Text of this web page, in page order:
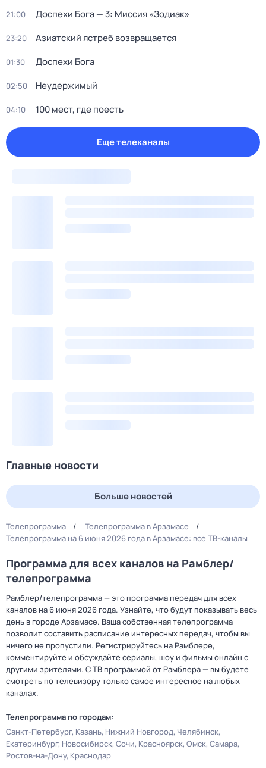
21:00 Доспехи Бога — 3: Миссия «Зодиак»
23:20 Азиатский ястреб возвращается
01:30 Доспехи Бога
02:50 Неудержимый
04:10 100 мест, где поесть
Еще телеканалы
Главные новости
Больше новостей
Телепрограмма
Телепрограмма в Арзамасе
Телепрограмма на 6 июня 2026 года в Арзамасе: все ТВ-каналы
Программа для всех каналов на Рамблер/
телепрограмма
Рамблер/телепрограмма — это программа передач для всех
каналов на 6 июня 2026 года. Узнайте, что будут показывать весь
день в городе Арзамасе. Ваша собственная телепрограмма
позволит составить расписание интересных передач, чтобы вы
ничего не пропустили. Регистрируйтесь на Рамблере,
комментируйте и обсуждайте сериалы, шоу и фильмы онлайн с
другими зрителями. С ТВ программой от Рамблера — вы будете
смотреть по телевизору только самое интересное на любых
каналах.
Телепрограмма по городам:
Санкт-Петербург Казань Нижний Новгород Челябинск
Екатеринбург Новосибирск Сочи Красноярск Омск Самара
Ростов-на-Дону Краснодар